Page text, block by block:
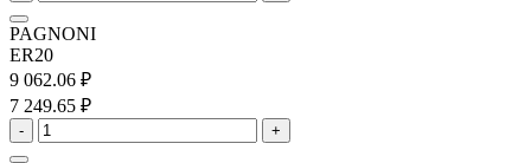
PAGNONI
ER20
9 062.06 ₽
7 249.65 ₽
- +